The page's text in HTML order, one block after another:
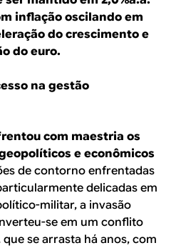
inflação oscilando em
do crescimento e
do euro.
na gestão
com maestria os
e econômicos
de contorno enfrentadas
delicadas em
militar, a invasão
se em um conflito
se arrasta há anos, com